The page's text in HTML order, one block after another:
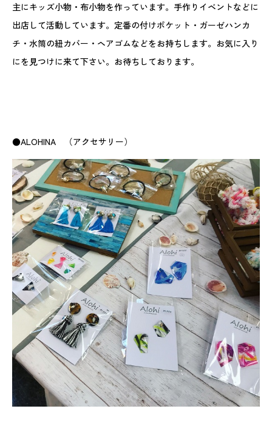
主にキッズ小物・布小物を作っています。手作りイベントなどに
出店して活動しています。定番の付けポケット・ガーゼハンカ
チ・水筒の紐カバー・ヘアゴムなどをお持ちします。お気に入り
にを見つけに来て下さい。お待ちしております。
●ALOHINA （アクセサリー）